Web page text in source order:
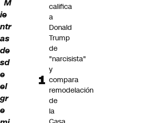
M
ie
ntr
as
de
sd
e
el
gr
e
califica
a
Donald
Trump
de
"narcisista"
y
compara
remodelación
de
la